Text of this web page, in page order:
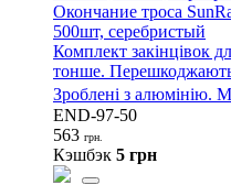
Окончание троса
500шт, серебристый
Комплект закінцівок
тонше. Перешкоджають
Зроблені з алюмінію.
END-97-50
563 грн.
Кэшбэк 5 грн